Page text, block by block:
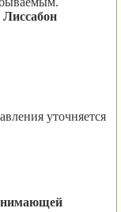
уточняется